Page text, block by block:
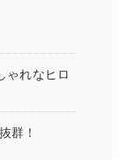
ゃれなヒロ
群！